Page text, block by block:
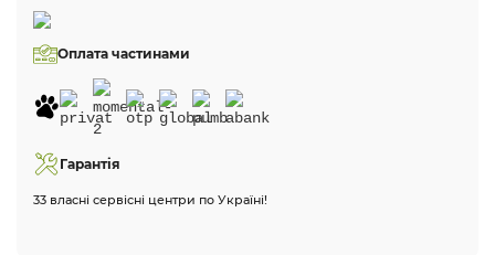
Оплата частинами
Гарантія
33 власні сервісні центри по Україні!